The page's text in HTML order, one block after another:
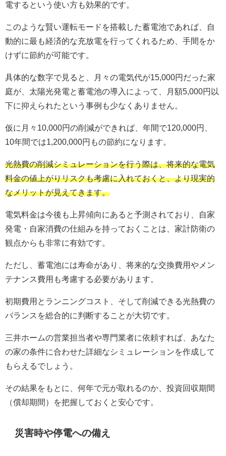
電するという使い方も効果的です。
このような賢い運転モードを搭載した蓄電池であれば、自
動的に最も経済的な充放電を行ってくれるため、手間をか
けずに節約が可能です。
具体的な数字で見ると、月々の電気代が15,000円だった家
庭が、太陽光発電と蓄電池の導入によって、月額5,000円以
下に抑えられたという事例も少なくありません。
仮に月々10,000円の削減ができれば、年間で120,000円、
10年間では1,200,000円もの節約になります。
光熱費の削減シミュレーションを行う際は、将来的な電気
料金の値上がりリスクも考慮に入れておくと、より現実的
なメリットが見えてきます。
電気料金は今後も上昇傾向にあると予測されており、自家
発電・自家消費の仕組みを持っておくことは、家計防衛の
観点からも非常に有効です。
ただし、蓄電池には寿命があり、将来的な交換費用やメン
テナンス費用も考慮する必要があります。
初期費用とランニングコスト、そして削減できる光熱費の
バランスを総合的に判断することが大切です。
三井ホームの営業担当者や専門業者に依頼すれば、あなた
の家の条件に合わせた詳細なシミュレーションを作成して
もらえるでしょう。
その結果をもとに、何年で元が取れるのか、投資回収期間
（償却期間）を把握しておくと安心です。
災害時や停電への備え